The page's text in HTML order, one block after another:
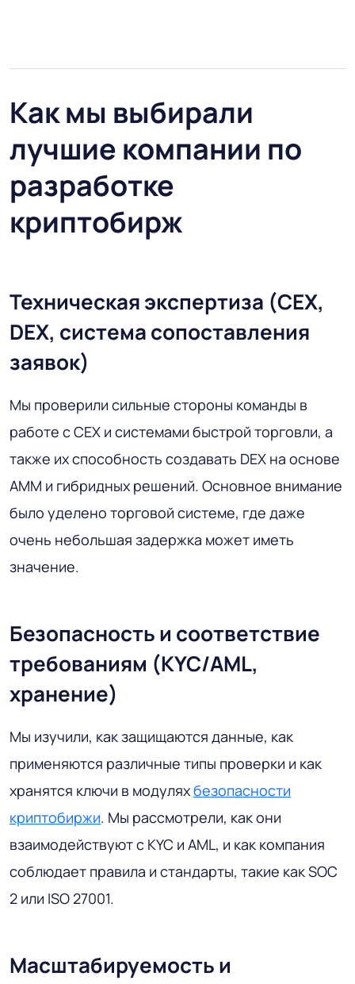
Как мы выбирали
лучшие компании по
разработке
криптобирж
Техническая экспертиза (CEX,
DEX, система сопоставления
заявок)
Мы проверили сильные стороны команды в
работе с CEX и системами быстрой торговли, а
также их способность создавать DEX на основе
AMM и гибридных решений. Основное внимание
было уделено торговой системе, где даже
очень небольшая задержка может иметь
значение.
Безопасность и соответствие
требованиям (KYC/AML,
хранение)
Мы изучили, как защищаются данные, как
применяются различные типы проверки и как
хранятся ключи в модуляхбезопасности
криптобиржи. Мы рассмотрели, как они
взаимодействуют с KYC и AML, и как компания
соблюдает правила и стандарты, такие как SOC
2 или ISO 27001.
Масштабируемость и